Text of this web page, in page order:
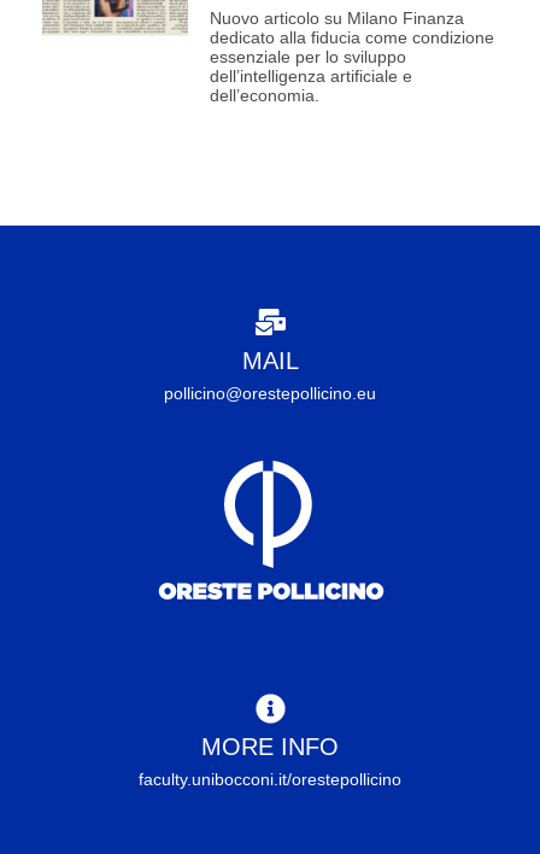
Nuovo articolo su Milano Finanza
dedicato alla fiducia come condizione
essenziale per lo sviluppo
dell’intelligenza artificiale e
dell’economia.
MAIL
pollicino@orestepollicino.eu
MORE INFO
faculty.unibocconi.it/orestepollicino